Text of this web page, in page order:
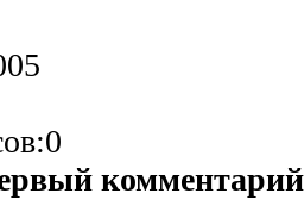
комментарий